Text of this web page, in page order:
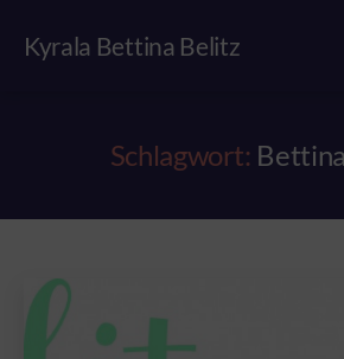
Kyrala Bettina Belitz
Schlagwort: